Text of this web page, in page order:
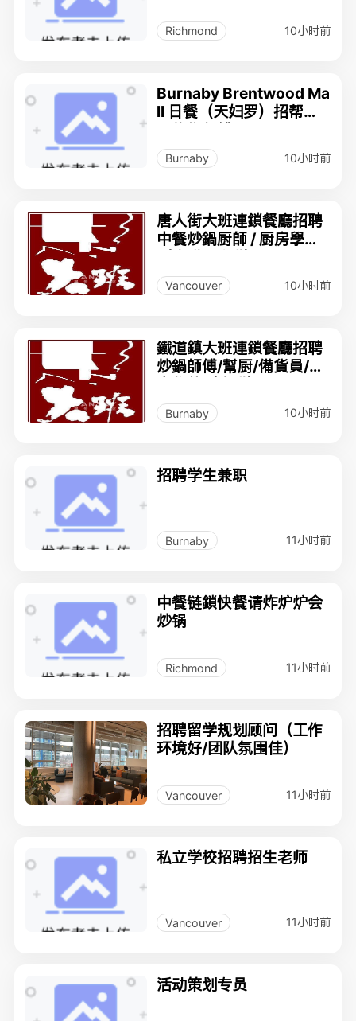
Richmond 10小时前
Burnaby Brentwood Ma
ll 日餐（天妇罗）招帮厨
Burnaby 10小时前
唐人街大班連鎖餐廳招聘
中餐炒鍋厨師 / 厨房學徒
Vancouver 10小时前
鐵道鎮大班連鎖餐廳招聘
炒鍋師傅/幫厨/備貨員/厨
Burnaby 10小时前
招聘学生兼职
Burnaby 11小时前
中餐链鎖快餐请炸炉炉会
炒锅
Richmond 11小时前
招聘留学规划顾问（工作
环境好/团队氛围佳）
Vancouver 11小时前
私立学校招聘招生老师
Vancouver 11小时前
活动策划专员